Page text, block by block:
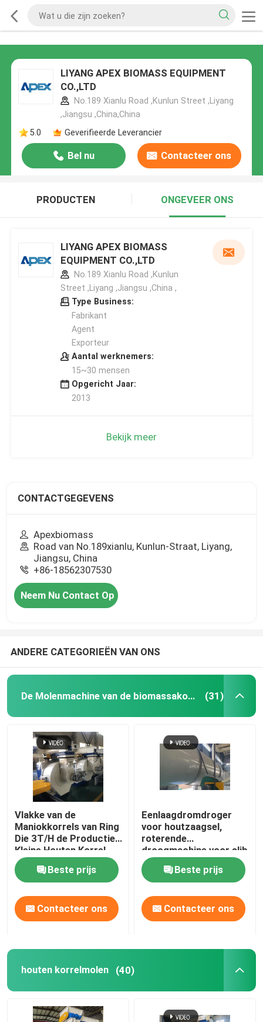
LIYANG APEX BIOMASS EQUIPMENT
CO.,LTD
No.189 Xianlu Road ,Kunlun Street ,Liyang
,Jiangsu ,China,China
5.0
Geverifieerde Leverancier
Bel nu Contacteer ons
PRODUCTEN ONGEVEER ONS
LIYANG APEX BIOMASS
EQUIPMENT CO.,LTD
No.189 Xianlu Road ,Kunlun
Street ,Liyang ,Jiangsu ,China ,
Type Business:
Fabrikant
Agent
Exporteur
Aantal werknemers:
15~30 mensen
Opgericht Jaar:
2013
Bekijk meer
CONTACTGEGEVENS
Apexbiomass
Road van No.189xianlu, Kunlun-Straat, Liyang,
Jiangsu, China
+86-18562307530
Neem Nu Contact Op
ANDERE CATEGORIEËN VAN ONS
De Molenmachine van de biomassakorrel (31)
Vlakke van de
Maniokkorrels van Ring
Die 3T/H de Productie
Kleine Houten Korrel
die Machine maken
Beste prijs
Contacteer ons
Eenlaagdromdroger
voor houtzaagsel,
roterende
droogmachine voor slib
5 t/h
Beste prijs
Contacteer ons
houten korrelmolen (40)